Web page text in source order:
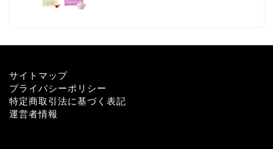
サイトマップ
プライバシーポリシー
特定商取引法に基づく表記
運営者情報